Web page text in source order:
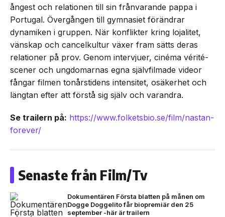
ångest och relationen till sin frånvarande pappa i
Portugal. Övergången till gymnasiet förändrar
dynamiken i gruppen. När konflikter kring lojalitet,
vänskap och cancelkultur växer fram sätts deras
relationer på prov. Genom intervjuer, cinéma vérité-
scener och ungdomarnas egna självfilmade videor
fångar filmen tonårstidens intensitet, osäkerhet och
längtan efter att förstå sig själv och varandra.
Se trailern på: https://www.folketsbio.se/film/nastan-
forever/
Senaste från Film/Tv
Dokumentären Första blatten på månen om
Dogge Doggelito får biopremiär den 25
september -här är trailern